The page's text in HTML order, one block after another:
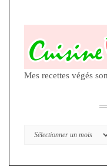
Mes recettes végés
Archives